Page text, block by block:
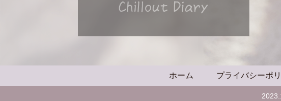
ホーム プライバシーポ